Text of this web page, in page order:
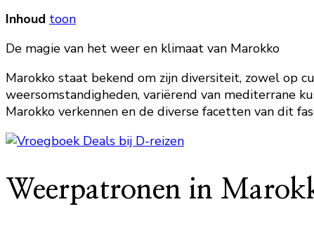
Inhoud toon
De magie van het weer en klimaat van Marokko
Marokko staat bekend om zijn diversiteit, zowel op
weersomstandigheden, variërend van mediterrane
Marokko verkennen en de diverse facetten van dit
Weerpatronen in